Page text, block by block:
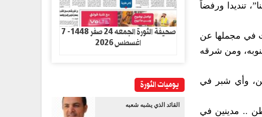
تنديدا ورفضاً
في مجملها عن
ومن شرقه
وأي شبر في
.. مدينين في
صحيفة الثورة الجمعه 24 صفر 1448- 7
اغسطس 2026
يوميات الثورة
القائد الذي يشبه شعبه